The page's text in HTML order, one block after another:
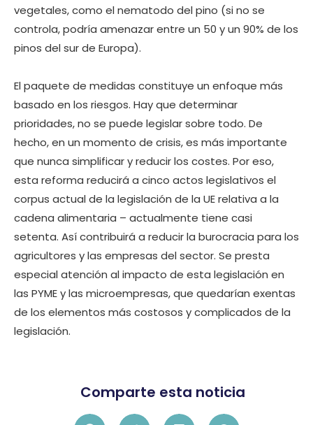
vegetales, como el nematodo del pino (si no se
controla, podría amenazar entre un 50 y un 90% de los
pinos del sur de Europa).
El paquete de medidas constituye un enfoque más
basado en los riesgos. Hay que determinar
prioridades, no se puede legislar sobre todo. De
hecho, en un momento de crisis, es más importante
que nunca simplificar y reducir los costes. Por eso,
esta reforma reducirá a cinco actos legislativos el
corpus actual de la legislación de la UE relativa a la
cadena alimentaria – actualmente tiene casi
setenta. Así contribuirá a reducir la burocracia para los
agricultores y las empresas del sector. Se presta
especial atención al impacto de esta legislación en
las PYME y las microempresas, que quedarían exentas
de los elementos más costosos y complicados de la
legislación.
Comparte esta noticia